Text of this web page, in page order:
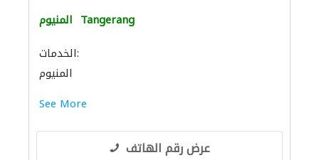
المنيوم Tangerang
الخدمات:
المنيوم
See More
عرض رقم الهاتف